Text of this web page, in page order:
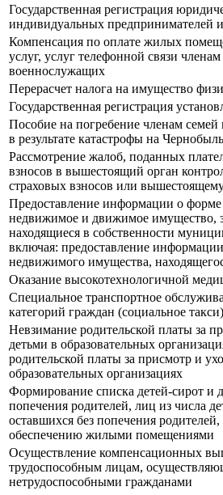
Государственная регистрация
индивидуальных предпринимателей
Компенсация по оплате жилых
услуг, услуг телефонной связи
военнослужащих
Перерасчет налога на имущество
Государственная регистрация
Пособие на погребение членам
в результате катастрофы на
Рассмотрение жалоб, поданных
взносов в вышестоящий орган
страховых взносов или
Предоставление информации о форме
недвижимое и движимое имущество,
находящиеся в собственности
включая: предоставление
недвижимого имущества,
Оказание высокотехнологичной
Специальное транспортное
категорий граждан (социальное такси)
Невзимание родительской платы за
детьми в образовательных
родительской платы за присмотр и
образовательных организациях
Формирование списка детей-сирот и
попечения родителей, лиц из числа
оставшихся без попечения
обеспечению жилыми помещениями
Осуществление компенсационных
трудоспособным лицам,
нетрудоспособными гражданами